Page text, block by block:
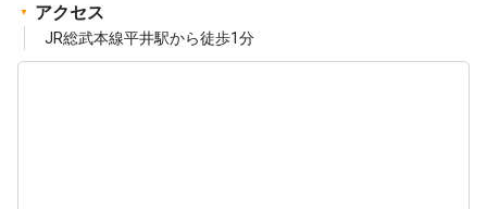
アクセス
JR総武本線平井駅から徒歩1分